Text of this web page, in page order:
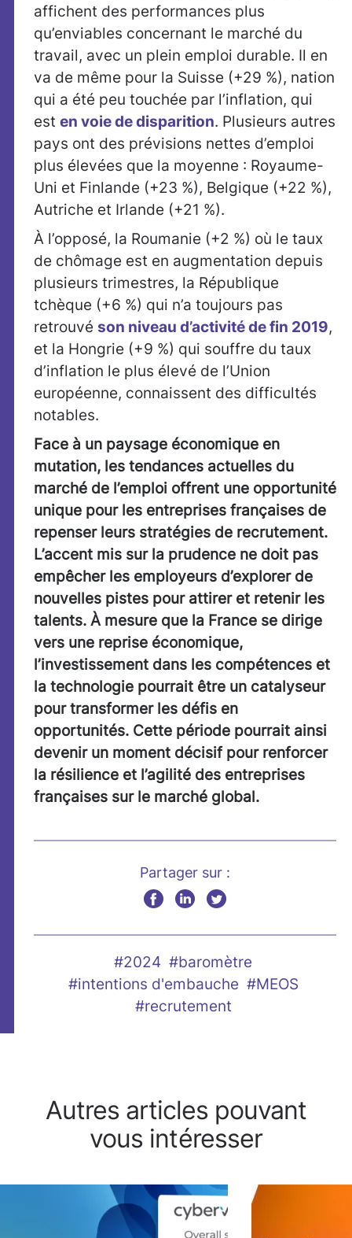
affichent des performances plus
qu’enviables concernant le marché du
travail, avec un plein emploi durable. Il en
va de même pour la Suisse (+29 %), nation
qui a été peu touchée par l’inflation, qui
est en voie de disparition. Plusieurs autres
pays ont des prévisions nettes d’emploi
plus élevées que la moyenne : Royaume-
Uni et Finlande (+23 %), Belgique (+22 %),
Autriche et Irlande (+21 %).
À l’opposé, la Roumanie (+2 %) où le taux
de chômage est en augmentation depuis
plusieurs trimestres, la République
tchèque (+6 %) qui n’a toujours pas
retrouvé son niveau d’activité de fin 2019,
et la Hongrie (+9 %) qui souffre du taux
d’inflation le plus élevé de l’Union
européenne, connaissent des difficultés
notables.
Face à un paysage économique en
mutation, les tendances actuelles du
marché de l’emploi offrent une opportunité
unique pour les entreprises françaises de
repenser leurs stratégies de recrutement.
L’accent mis sur la prudence ne doit pas
empêcher les employeurs d’explorer de
nouvelles pistes pour attirer et retenir les
talents. À mesure que la France se dirige
vers une reprise économique,
l’investissement dans les compétences et
la technologie pourrait être un catalyseur
pour transformer les défis en
opportunités. Cette période pourrait ainsi
devenir un moment décisif pour renforcer
la résilience et l’agilité des entreprises
françaises sur le marché global.
Partager sur :
#2024 #baromètre
#intentions d'embauche #MEOS
#recrutement
Autres articles pouvant
vous intéresser